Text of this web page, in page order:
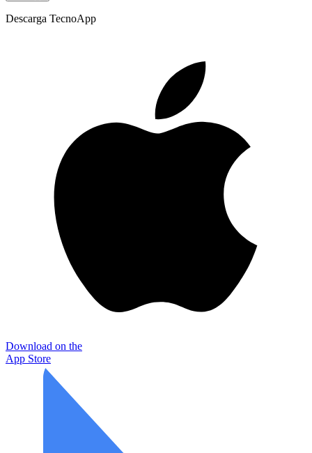
Descarga TecnoApp
Download on the
App Store